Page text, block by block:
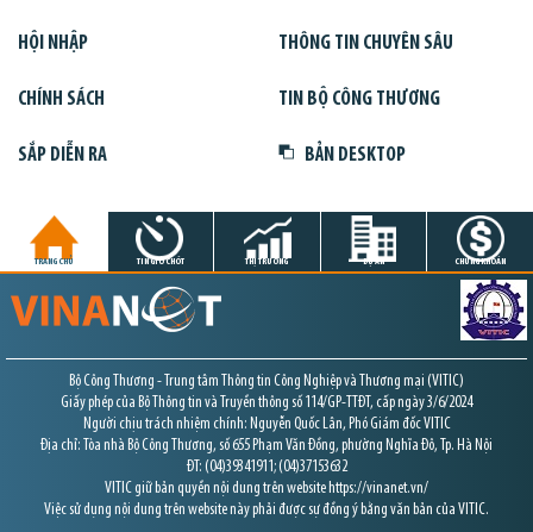
HỘI NHẬP THÔNG TIN CHUYÊN SÂU
CHÍNH SÁCH TIN BỘ CÔNG THƯƠNG
SẮP DIỄN RA BẢN DESKTOP
TRANG CHỦ TIN GIỜ CHÓT THỊ TRƯỜNG DỰ ÁN CHỨNG KHOÁN
Bộ Công Thương - Trung tâm Thông tin Công Nghiệp và Thương mại (VITIC)
Giấy phép của Bộ Thông tin và Truyền thông số 114/GP-TTĐT, cấp ngày 3/6/2024
Người chịu trách nhiệm chính: Nguyễn Quốc Lân, Phó Giám đốc VITIC
Địa chỉ: Tòa nhà Bộ Công Thương, số 655 Phạm Văn Đồng, phường Nghĩa Đô, Tp. Hà Nội
ĐT: (04)39341911; (04)37153632
VITIC giữ bản quyền nội dung trên website https://vinanet.vn/
Việc sử dụng nội dung trên website này phải được sự đồng ý bằng văn bản của VITIC.